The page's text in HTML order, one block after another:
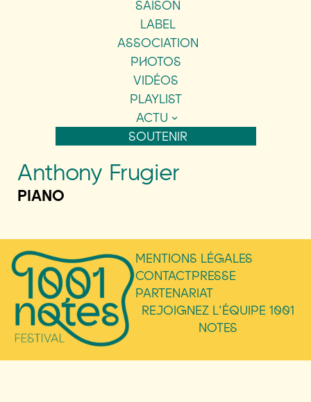
SAISON
LABEL
ASSOCIATION
PHOTOS
VIDÉOS
PLAYLIST
ACTU
SOUTENIR
Anthony Frugier
PIANO
MENTIONS LÉGALES
CONTACTPRESSE
PARTENARIAT
REJOIGNEZ L’ÉQUIPE 1001
NOTES